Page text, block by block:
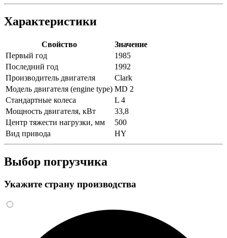
Характеристики
Свойство
Значение
Первый год
1985
Последний год
1992
Производитель двигателя
Clark
Модель двигателя (engine type) MD 2
Стандартные колеса
L 4
Мощность двигателя, кВт
33,8
Центр тяжести нагрузки, мм
500
Вид привода
HY
Выбор погрузчика
Укажите страну производства